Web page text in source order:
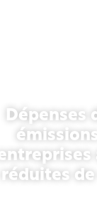
Dépenses
réduites